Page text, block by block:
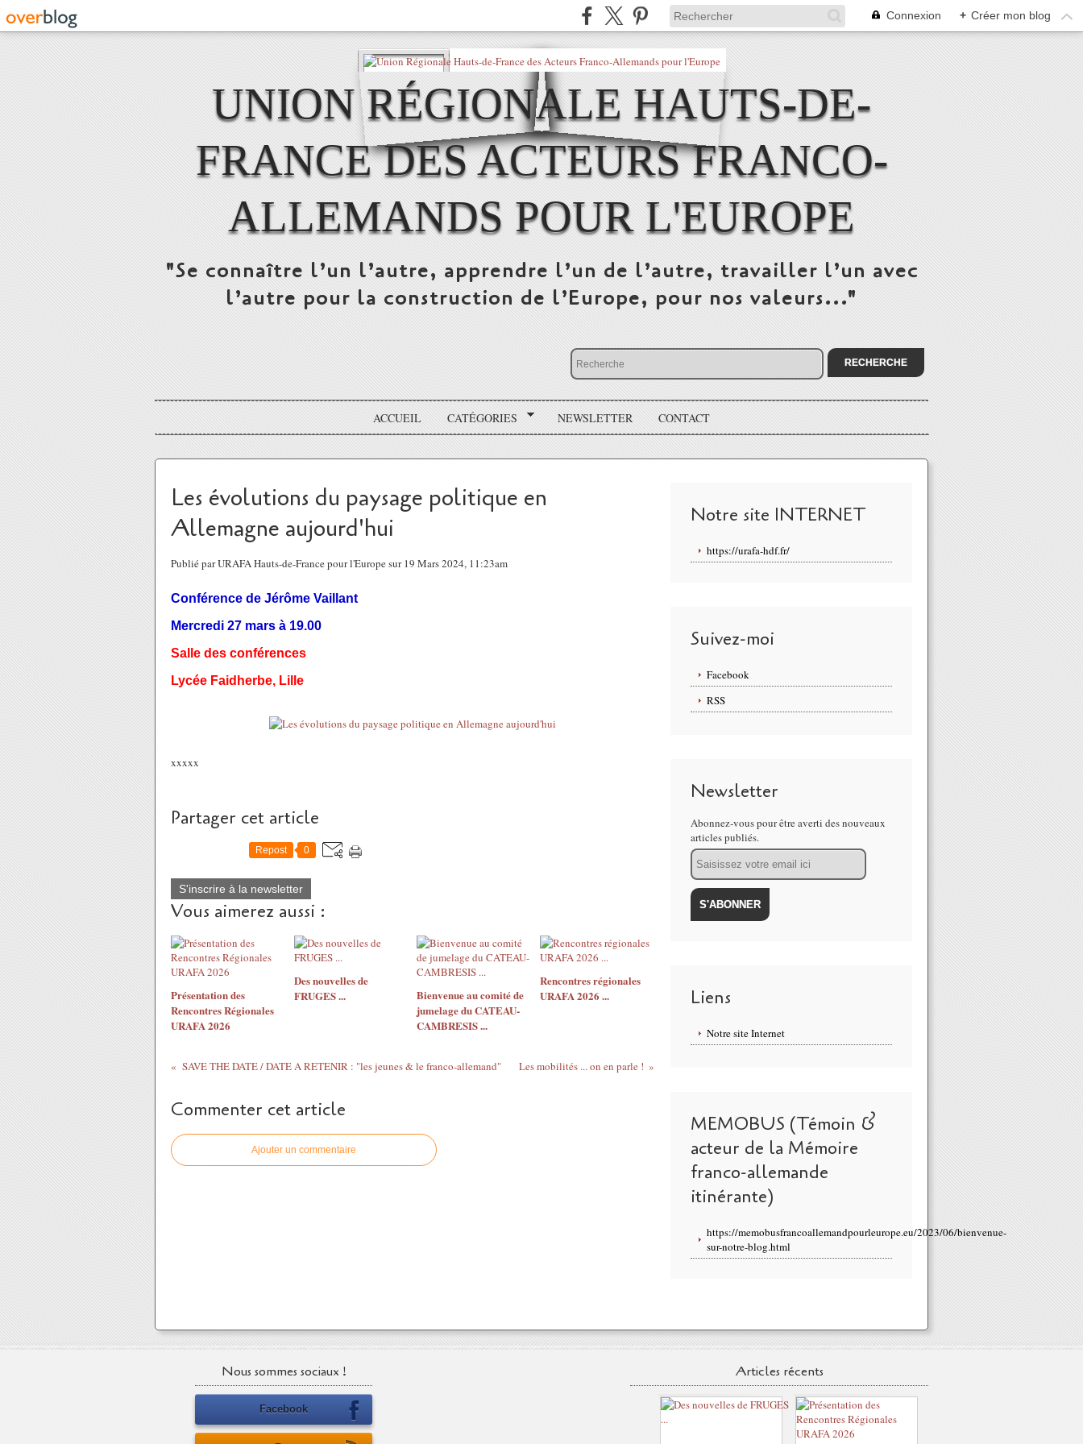
Connexion + Créer mon blog
UNION RÉGIONALE HAUTS-DE-
FRANCE DES ACTEURS FRANCO-
ALLEMANDS POUR L'EUROPE
"Se connaître l’un l’autre, apprendre l’un de l’autre, travailler l’un avec
l’autre pour la construction de l’Europe, pour nos valeurs..."
ACCUEIL CATÉGORIES NEWSLETTER CONTACT
Les évolutions du paysage politique en
Allemagne aujourd'hui
Publié par URAFA Hauts-de-France pour l'Europe sur 19 Mars 2024, 11:23am
Conférence de Jérôme Vaillant
Mercredi 27 mars à 19.00
Salle des conférences
Lycée Faidherbe, Lille
xxxxx
Partager cet article
Repost 0
S'inscrire à la newsletter
Vous aimerez aussi :
Présentation des
Rencontres Régionales
URAFA 2026
Des nouvelles de
FRUGES ...
Bienvenue au comité de
jumelage du CATEAU-
CAMBRESIS ...
Rencontres régionales
URAFA 2026 ...
SAVE THE DATE / DATE A RETENIR : "les jeunes & le franco-allemand" Les mobilités ... on en parle !
Commenter cet article
Ajouter un commentaire
Notre site INTERNET
https://urafa-hdf.fr/
Suivez-moi
Facebook
RSS
Newsletter
Abonnez-vous pour être averti des nouveaux
articles publiés.
Email
Liens
Notre site Internet
MEMOBUS (Témoin &
acteur de la Mémoire
franco-allemande
itinérante)
https://memobusfrancoallemandpourleurope.eu/2023/06/bienvenue-
sur-notre-blog.html
Nous sommes sociaux !
Facebook
Articles récents